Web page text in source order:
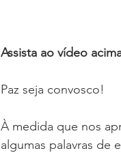
Assista ao vídeo
Paz seja convosco!
À medida que nos
algumas palavras de